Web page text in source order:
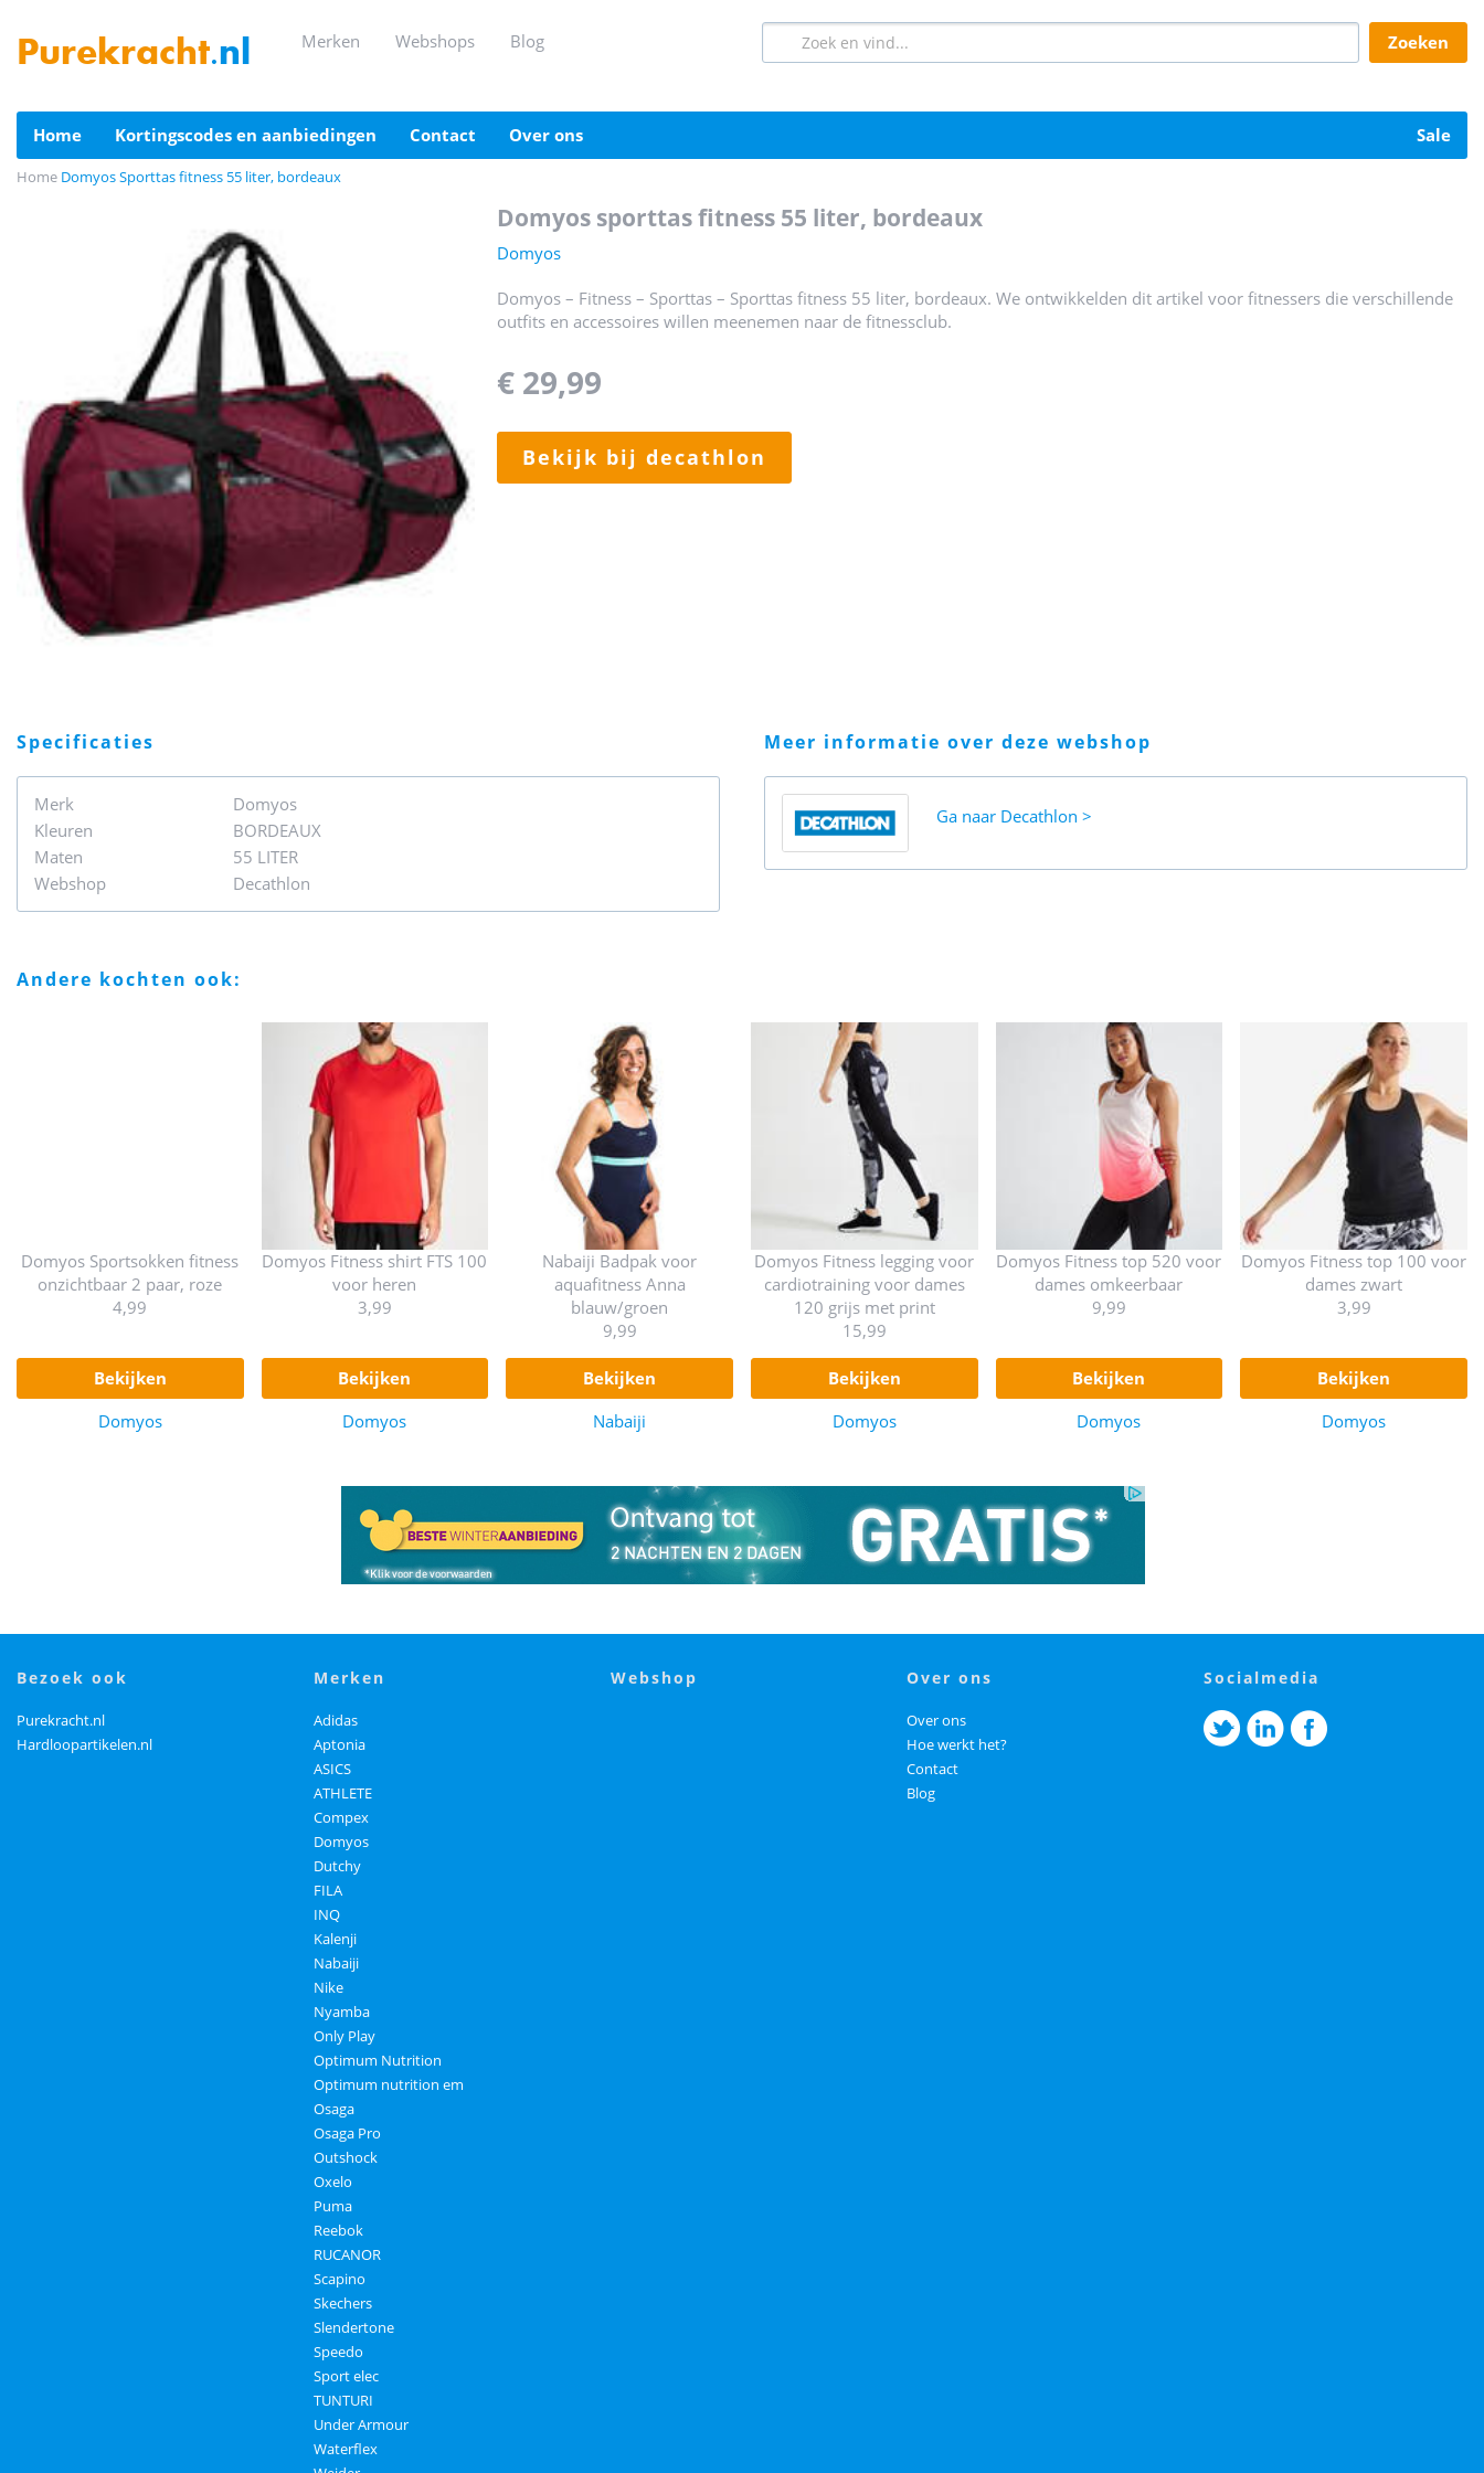
Purekracht.nl merken webshops blog zoeken
home kortingscodes en aanbiedingen contact over ons sale
Home Domyos Sporttas fitness 55 liter, bordeaux
domyos sporttas fitness 55 liter, bordeaux
Domyos
Domyos – Fitness – Sporttas – Sporttas fitness 55 liter, bordeaux. We ontwikkelden dit artikel voor fitnessers die verschillende
outfits en accessoires willen meenemen naar de fitnessclub.
€ 29,99
bekijk bij decathlon
specificaties
Merk
Domyos
Kleuren
BORDEAUX
Maten
55 LITER
Webshop
Decathlon
meer informatie over deze webshop
Ga naar Decathlon
andere kochten ook:
Domyos Sportsokken fitness
onzichtbaar 2 paar, roze
4,99
bekijken
Domyos
Domyos Fitness shirt FTS 100
voor heren
3,99
bekijken
Domyos
Nabaiji Badpak voor
aquafitness Anna
blauw/groen
9,99
bekijken
Nabaiji
Domyos Fitness legging voor
cardiotraining voor dames
120 grijs met print
15,99
bekijken
Domyos
Domyos Fitness top 520 voor
dames omkeerbaar
9,99
bekijken
Domyos
Domyos Fitness top 100 voor
dames zwart
3,99
bekijken
Domyos
bezoek ook
Purekracht.nl
Hardloopartikelen.nl
merken
Adidas
Aptonia
ASICS
ATHLETE
Compex
Domyos
Dutchy
FILA
INQ
Kalenji
Nabaiji
Nike
Nyamba
Only Play
Optimum Nutrition
Optimum nutrition em
Osaga
Osaga Pro
Outshock
Oxelo
Puma
Reebok
RUCANOR
Scapino
Skechers
Slendertone
Speedo
Sport elec
TUNTURI
Under Armour
Waterflex
webshop over ons
Over ons
Hoe werkt het?
Contact
Blog
socialmedia